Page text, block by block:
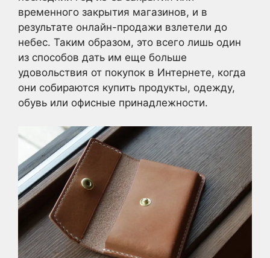
временного закрытия магазинов, и в
результате онлайн-продажи взлетели до
небес. Таким образом, это всего лишь один
из способов дать им еще больше
удовольствия от покупок в Интернете, когда
они собираются купить продукты, одежду,
обувь или офисные принадлежности.